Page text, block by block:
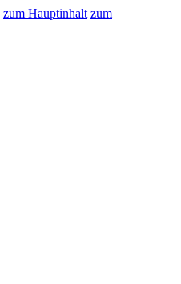
zum Hauptinhalt zum